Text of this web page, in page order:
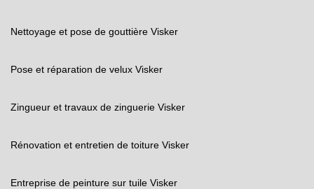
Nettoyage et pose de gouttière Visker
Pose et réparation de velux Visker
Zingueur et travaux de zinguerie Visker
Rénovation et entretien de toiture Visker
Entreprise de peinture sur tuile Visker